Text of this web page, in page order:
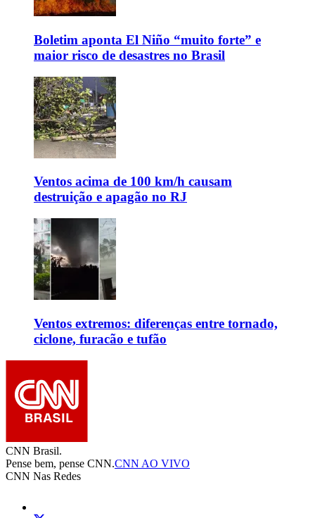
Boletim aponta El Niño “muito forte” e
maior risco de desastres no Brasil
Ventos acima de 100 km/h causam
destruição e apagão no RJ
Ventos extremos: diferenças entre tornado,
ciclone, furacão e tufão
CNN Brasil.
Pense bem, pense CNN.CNN AO VIVO
CNN Nas Redes